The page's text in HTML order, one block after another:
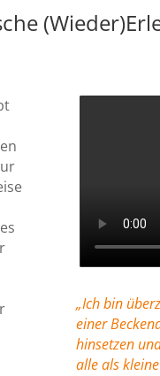
„Ich bin
einer
hinsetzen
alle als